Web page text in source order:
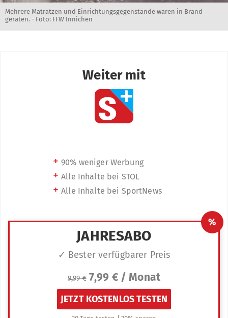
Mehrere Matratzen und Einrichtungsgegenstände waren in Brand
geraten. - Foto: FFW Innichen